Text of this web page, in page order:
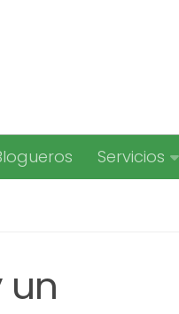
Servicios
un